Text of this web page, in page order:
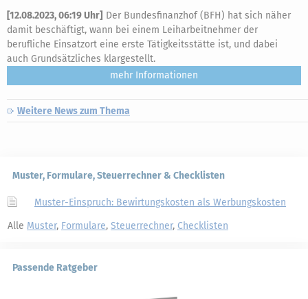
[12.08.2023, 06:19 Uhr] Der Bundesfinanzhof (BFH) hat sich näher
damit beschäftigt, wann bei einem Leiharbeitnehmer der
berufliche Einsatzort eine erste Tätigkeitsstätte ist, und dabei
auch Grundsätzliches klargestellt.
mehr
Weitere News zum Thema
Muster, Formulare, Steuerrechner & Checklisten
Muster-Einspruch: Bewirtungskosten als Werbungskosten
Alle Muster, Formulare, Steuerrechner, Checklisten
Passende Ratgeber